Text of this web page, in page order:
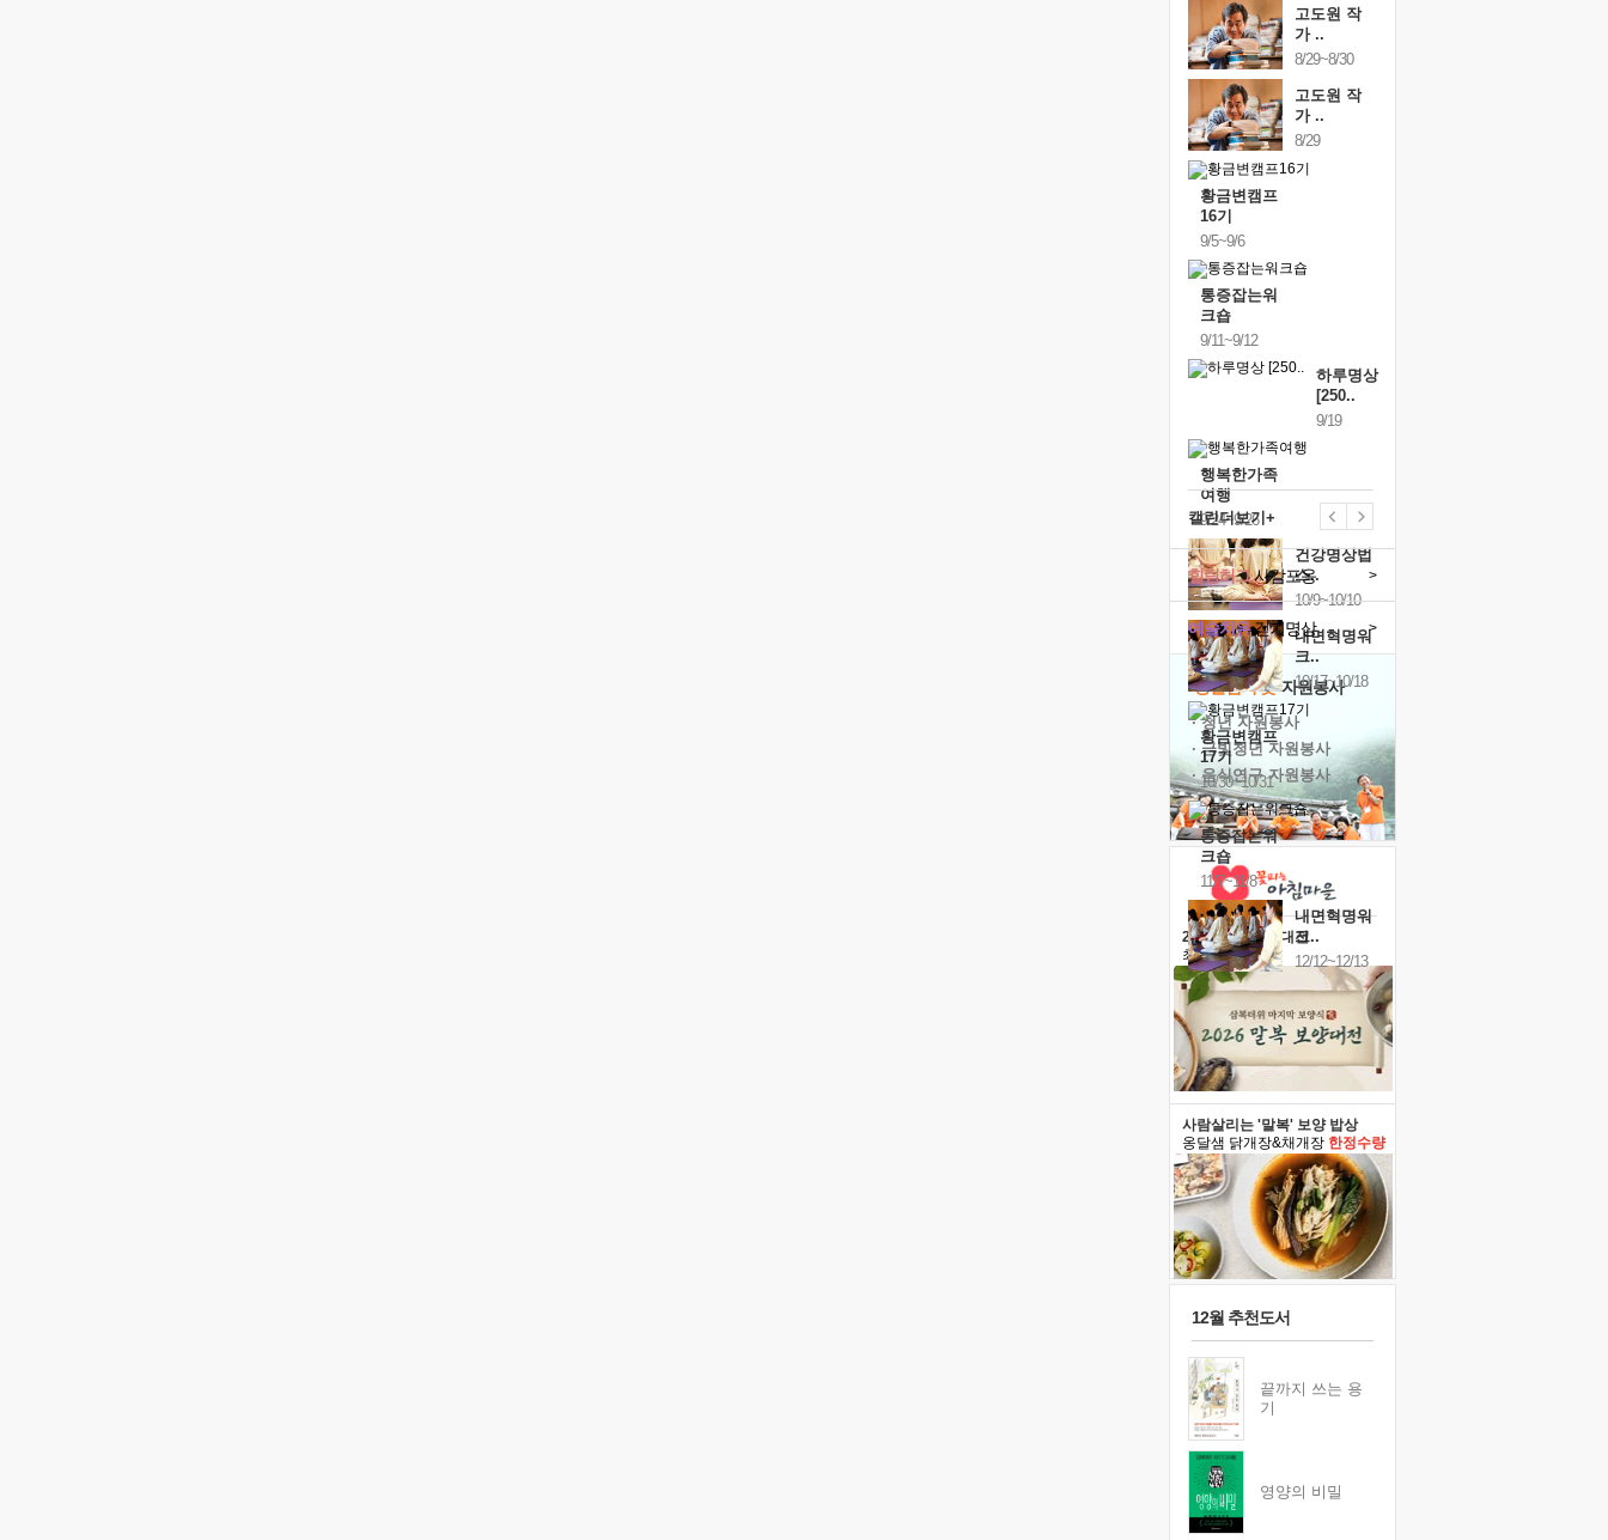
고도원 작
가 ..
8/29~8/30
고도원 작
가 ..
8/29
황금변캠프
16기
9/5~9/6
통증잡는워
크숍
9/11~9/12
하루명상
[250..
9/19
행복한가족
여행
9/24~9/26
건강명상법
스..
10/9~10/10
내면혁명워
크..
10/17~10/18
황금변캠프
17기
10/30~10/31
통증잡는워
크숍
11/7~11/8
내면혁명워
크..
12/12~12/13
캘린더보기+
예술치유걷기명상 >
힐링허그사감포옹 >
'옹달샘의 꽃'자원봉사
· 청년 자원봉사
· 금빛청년 자원봉사
· 음식연구 자원봉사
2026 말복 보양대전
최대74%할인
사람살리는 '말복' 보양 밥상
옹달샘 닭개장&채개장 한정수량
12월 추천도서
끝까지 쓰는 용
기
영양의 비밀